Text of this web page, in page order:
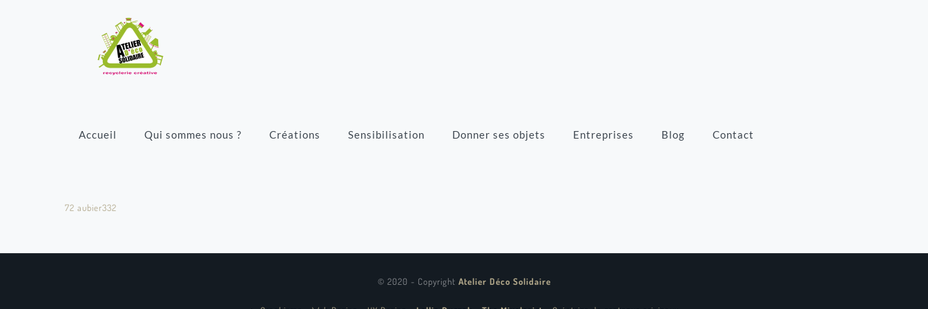
Accueil Qui sommes nous ? Créations Sensibilisation Donner ses objets Entreprises Blog Contact
72 aubier332
© 2020 - Copyright Atelier Déco Solidaire